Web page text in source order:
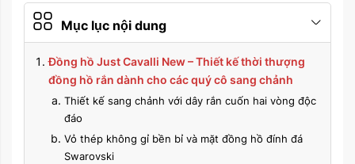
CHẾ ĐỘ BẢO HÀNH
HƯỚNG DẪN SỬ DỤNG
Mục lục nội dung
Đồng hồ Just Cavalli New – Thiết kế thời thượng
đồng hồ rắn dành cho các quý cô sang chảnh
Thiết kế sang chảnh với dây rắn cuốn hai vòng độc
đáo
Vỏ thép không gỉ bền bỉ và mặt đồng hồ đính đá
Swarovski